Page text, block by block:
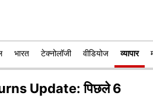
भारत टेक्नोलॉजी वीडियोज व्यापार
Update: पिछले 6